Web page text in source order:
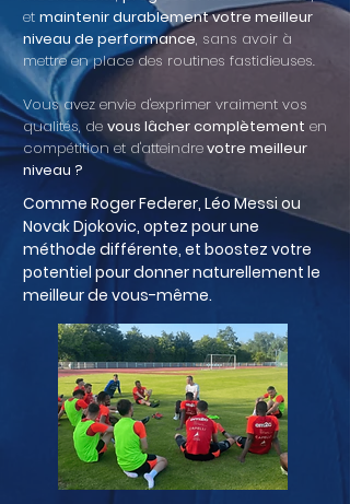
et maintenir durablement votre meilleur
niveau de performance, sans avoir à
mettre en place des routines fastidieuses.
Vous avez envie d'exprimer vraiment vos
qualités, de vous lâcher complètement en
compétition et d'atteindrevotre meilleur
niveau ?
Comme Roger Federer, Léo Messi ou
Novak Djokovic, optez pour une
méthode différente, et boostez votre
potentiel pour donner naturellement le
meilleur de vous-même.